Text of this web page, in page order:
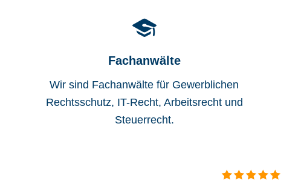
Fachanwälte
Wir sind Fachanwälte für Gewerblichen
Rechtsschutz, IT-Recht, Arbeitsrecht und
Steuerrecht.